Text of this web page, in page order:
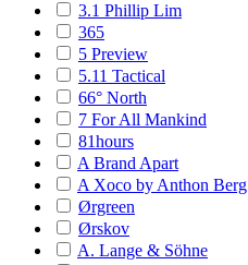
3.1 Phillip Lim
365
5 Preview
5.11 Tactical
66° North
7 For All Mankind
81hours
A Brand Apart
A Xoco by Anthon Berg
Ørgreen
Ørskov
A. Lange & Söhne